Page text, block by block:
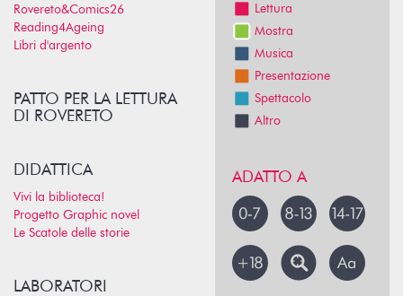
Rovereto&Comics26
Reading4Ageing
Libri d'argento
PATTO PER LA LETTURA
DI ROVERETO
DIDATTICA
Vivi la biblioteca!
Progetto Graphic novel
Le Scatole delle storie
LABORATORI
Lettura
Mostra
Musica
Presentazione
Spettacolo
Altro
ADATTO A